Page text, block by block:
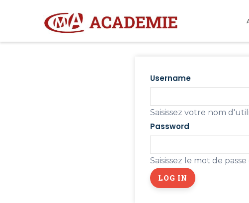
Username
Saisissez votre nom
Password
Saisissez le mot de